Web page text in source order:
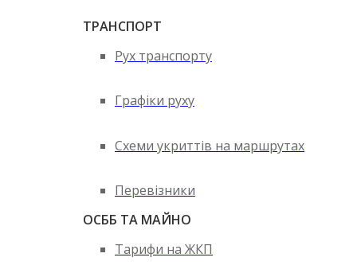
ТРАНСПОРТ
Рух транспорту
Графіки руху
Схеми укриттів на маршрутах
Перевізники
ОСББ ТА МАЙНО
Тарифи на ЖКП